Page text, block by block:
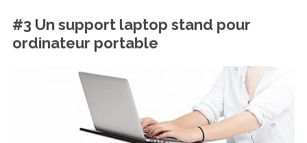
#3 Un support laptop stand pour
ordinateur portable